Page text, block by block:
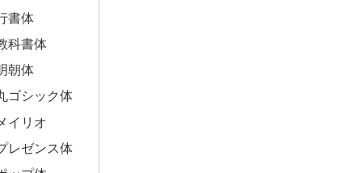
書体
科書体
朝体
ゴシック体
イリオ
レゼンス体